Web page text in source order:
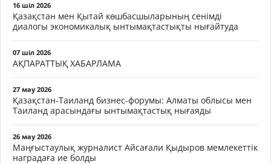
16 шіл 2026
Қазақстан мен Қытай көшбасшыларының сенімді
диалогы экономикалық ынтымақтастықты нығайтуда
07 шіл 2026
АҚПАРАТТЫҚ ХАБАРЛАМА
27 мау 2026
Қазақстан-Таиланд бизнес-форумы: Алматы облысы мен
Таиланд арасындағы ынтымақтастық нығаяды
26 мау 2026
Маңғыстаулық журналист Айсағали Қыдыров мемлекеттік
наградаға ие болды